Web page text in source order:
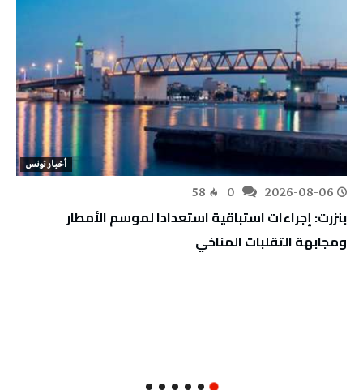
أخبار تونس
2026-08-06
58
بنزرت: إجراءات استباقية استعدادا لموسم الأمطار
ومجابهة التقلبات المناخي